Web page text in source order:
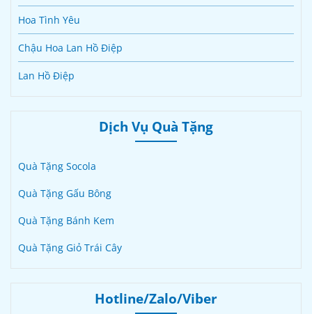
Hoa Tình Yêu
Chậu Hoa Lan Hồ Điệp
Lan Hồ Điệp
Dịch Vụ Quà Tặng
Quà Tặng Socola
Quà Tặng Gấu Bông
Quà Tặng Bánh Kem
Quà Tặng Giỏ Trái Cây
Hotline/Zalo/Viber